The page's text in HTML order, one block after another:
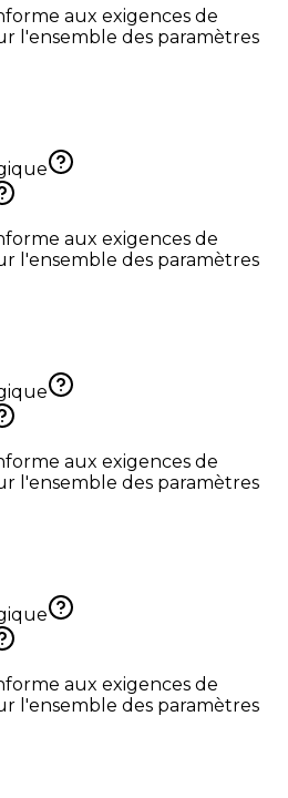
aux exigences de
l'ensemble des paramètres
aux exigences de
l'ensemble des paramètres
aux exigences de
l'ensemble des paramètres
aux exigences de
l'ensemble des paramètres